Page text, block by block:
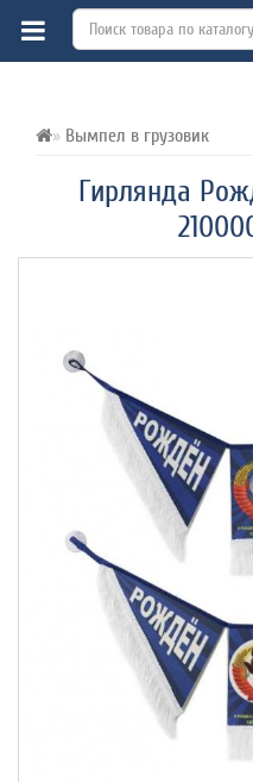
Вымпел в грузовик
Гирлянда
ВСЕ О ТОВАРЕ ХАРАКТЕРИСТИКИ